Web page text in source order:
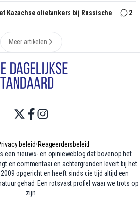
Kazachse olietankers bij Russische
2
Meer artikelen
beleid•Reageerdersbeleid
een nieuws- en opinieweblog dat bovenop het
en commentaar en achtergronden levert bij het
opgericht en heeft sinds die tijd altijd een
gehad. Een rotsvast profiel waar we trots op
zijn.